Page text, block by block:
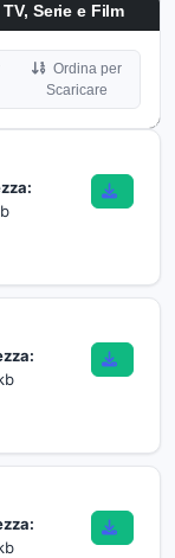
Serie e Film
Ordina per
Scaricare